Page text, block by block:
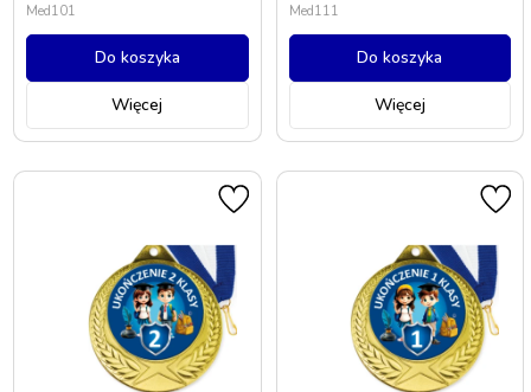
Med101
Więcej
Do koszyka
Med111
Więcej
Do koszyka